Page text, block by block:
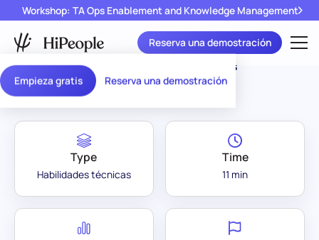
Empieza gratis Reserva una demostración
Workshop: TA Ops Enablement and Knowledge Management
Reserva una demostración
Assessment Library Trabajo con Números
Type
Habilidades técnicas
Time
11 min